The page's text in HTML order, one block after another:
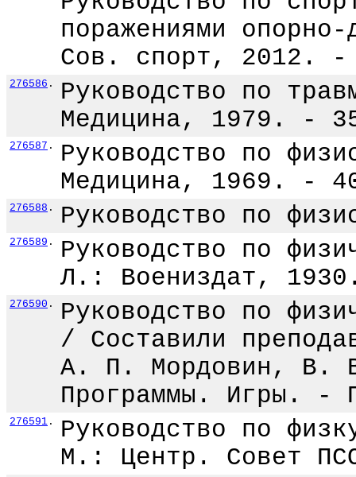
поражениями
Сов. спорт, 2012.
276586 .
Руководство по
Медицина, 1979. -
276587 .
Руководство по
Медицина, 1969. -
276588 . Руководство по
276589 .
Руководство по
Л.: Воениздат,
276590 .
Руководство по
/ Составили
А. П. Мордовин, В.
Программы. Игры.
276591 .
Руководство по
М.: Центр. Совет